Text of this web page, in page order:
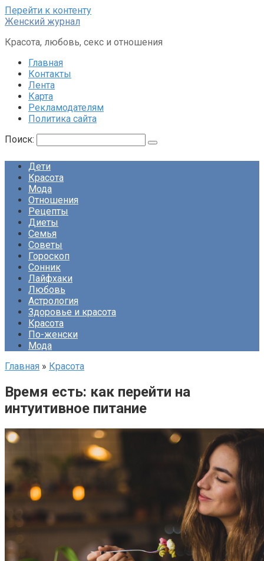
Перейти к контенту
Женский журнал
Красота, любовь, секс и отношения
Главная
Контакты
Лента
Карта
Рекламодателям
Политика сайта
Поиск:
Дети
Красота
Мода
Отношения
Рецепты
Диеты
Семья
Советы
Гороскоп
Сонник
Лайфхаки
Любовь
Астрология
Здоровье и красота
Красота
По-женски
Мода
Главная » Красота
Время есть: как перейти на
интуитивное питание